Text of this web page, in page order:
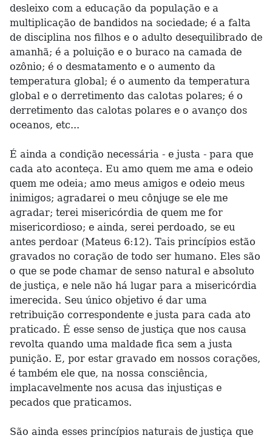
desleixo com a educação da população e a
multiplicação de bandidos na sociedade; é a falta
de disciplina nos filhos e o adulto desequilibrado de
amanhã; é a poluição e o buraco na camada de
ozônio; é o desmatamento e o aumento da
temperatura global; é o aumento da temperatura
global e o derretimento das calotas polares; é o
derretimento das calotas polares e o avanço dos
oceanos, etc...
É ainda a condição necessária - e justa - para que
cada ato aconteça. Eu amo quem me ama e odeio
quem me odeia; amo meus amigos e odeio meus
inimigos; agradarei o meu cônjuge se ele me
agradar; terei misericórdia de quem me for
misericordioso; e ainda, serei perdoado, se eu
antes perdoar (Mateus 6:12). Tais princípios estão
gravados no coração de todo ser humano. Eles são
o que se pode chamar de senso natural e absoluto
de justiça, e nele não há lugar para a misericórdia
imerecida. Seu único objetivo é dar uma
retribuição correspondente e justa para cada ato
praticado. É esse senso de justiça que nos causa
revolta quando uma maldade fica sem a justa
punição. E, por estar gravado em nossos corações,
é também ele que, na nossa consciência,
implacavelmente nos acusa das injustiças e
pecados que praticamos.
São ainda esses princípios naturais de justiça que